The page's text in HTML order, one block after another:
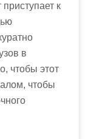
к
в
чтобы этот
чтобы